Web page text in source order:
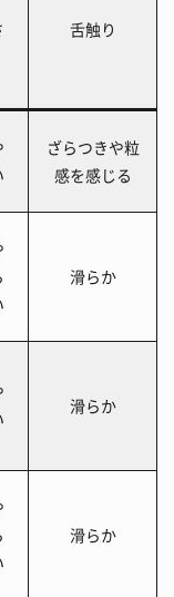
舌触り
ざらつきや粒
感を感じる
滑らか
滑らか
滑らか